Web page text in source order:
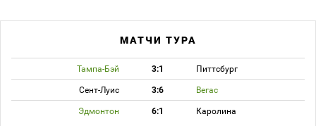
МАТЧИ ТУРА
Тампа-Бэй 3:1 Питтсбург
Сент-Луис 3:6 Вегас
Эдмонтон 6:1 Каролина